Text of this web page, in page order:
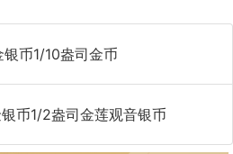
币1/10盎司金币
币1/2盎司金莲观音银币